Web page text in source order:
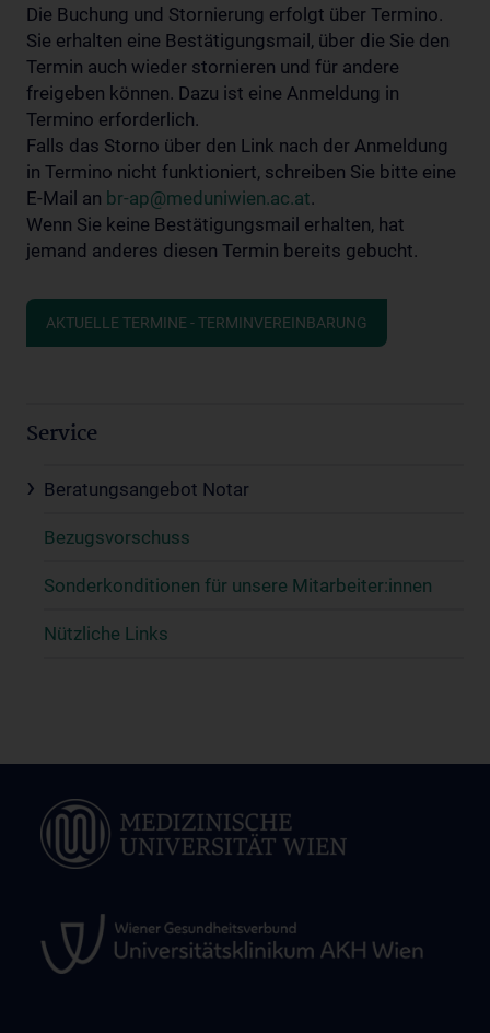
Die Buchung und Stornierung erfolgt über Termino.
Sie erhalten eine Bestätigungsmail, über die Sie den
Termin auch wieder stornieren und für andere
freigeben können. Dazu ist eine Anmeldung in
Termino erforderlich.
Falls das Storno über den Link nach der Anmeldung
in Termino nicht funktioniert, schreiben Sie bitte eine
E-Mail an br-ap@meduniwien.ac.at.
Wenn Sie keine Bestätigungsmail erhalten, hat
jemand anderes diesen Termin bereits gebucht.
AKTUELLE TERMINE - TERMINVEREINBARUNG
Service
Beratungsangebot Notar
Bezugsvorschuss
Sonderkonditionen für unsere Mitarbeiter:innen
Nützliche Links